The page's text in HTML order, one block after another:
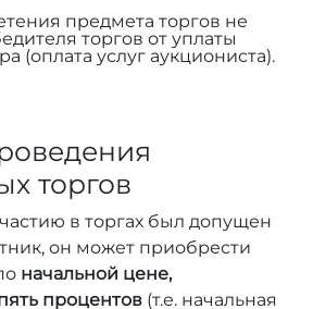
предмета торгов не
торгов от уплаты
(оплата услуг аукциониста).
торгов
в торгах был допущен
он может приобрести
начальной цене,
процентов (т.е. начальная